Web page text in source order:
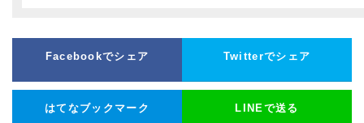
Facebookでシェア Twitterでシェア
はてなブックマーク LINEで送る